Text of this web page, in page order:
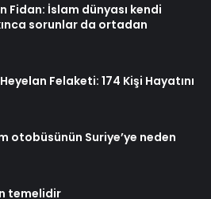
Fidan: İslam dünyası kendi
sorunlar da ortadan
Felaketi: 174 Kişi Hayatını
otobüsünün Suriye’ye neden
temelidir